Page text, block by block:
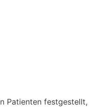
Patienten festgestellt,